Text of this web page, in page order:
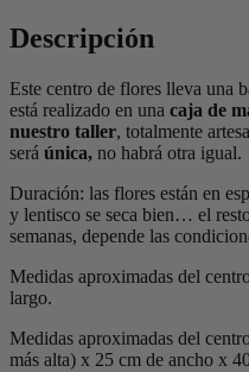
Descripción
Este centro de flores lleva una
está realizado en una caja de
nuestro taller, totalmente
será única, no habrá otra igual.
Duración: las flores están en
y lentisco se seca bien… el
semanas, depende las
Medidas aproximadas del
largo.
Medidas aproximadas del
más alta) x 25 cm de ancho x